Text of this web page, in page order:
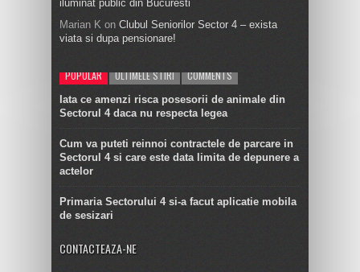
iluminat public din Bucuresti
Marian K on Clubul Seniorilor Sector 4 – exista
viata si dupa pensionare!
POPULAR ULTIMELE STIRI COMMENTS
Iata ce amenzi risca posesorii de animale din
Sectorul 4 daca nu respecta legea
Cum va puteti reinnoi contractele de parcare in
Sectorul 4 si care este data limita de depunere a
actelor
Primaria Sectorului 4 si-a facut aplicatie mobila
de sesizari
CONTACTEAZA-NE